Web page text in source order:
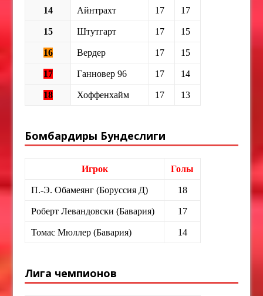
14 Айнтрахт 17 17
15 Штутгарт 17 15
16 Вердер 17 15
17 Ганновер 96 17 14
18 Хоффенхайм 17 13
Бомбардиры Бундеслиги
Игрок Голы
П.-Э. Обамеянг (Боруссия Д) 18
Роберт Левандовски (Бавария) 17
Томас Мюллер (Бавария) 14
Лига чемпионов